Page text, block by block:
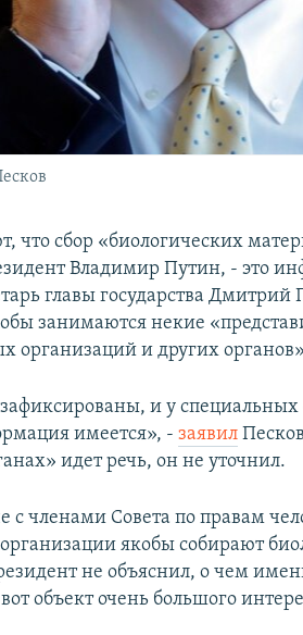
что сбор «биологических
Владимир Путин, - это
главы государства Дмитрий
занимаются некие
организаций и других
и у специальных
имеется», -заявил
идет речь, он не уточнил.
с членами Совета по правам
якобы собирают
не объяснил, о чем
объект очень большого